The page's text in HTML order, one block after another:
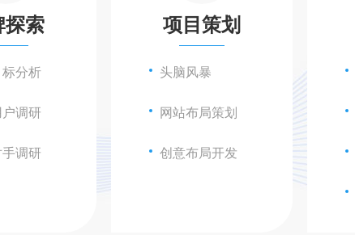
探索
分析
户调研
调研
项目策划
头脑风暴
网站布局策划
创意布局开发